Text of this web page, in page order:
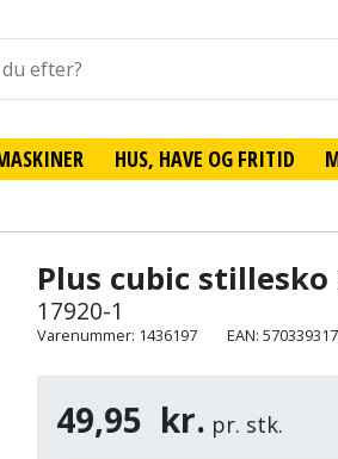
HUS, HAVE OG FRITID
Plus cubic stillesko
17920-1
Varenummer: 1436197 EAN:
49,95 kr. pr. stk.